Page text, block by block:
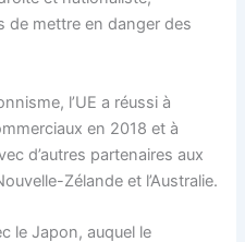
de mettre en danger des
l’UE a réussi à
en 2018 et à
d’autres partenaires aux
Zélande et l’Australie.
le Japon, auquel le